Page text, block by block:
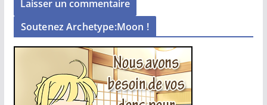
Soutenez Archetype:Moon !